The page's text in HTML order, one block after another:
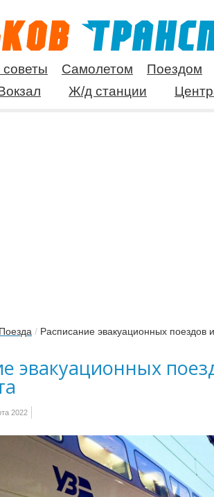
советы Самолетом Поездом
Ж/д станции
Поезда / Расписание эвакуационных поездов
эвакуационных
2022